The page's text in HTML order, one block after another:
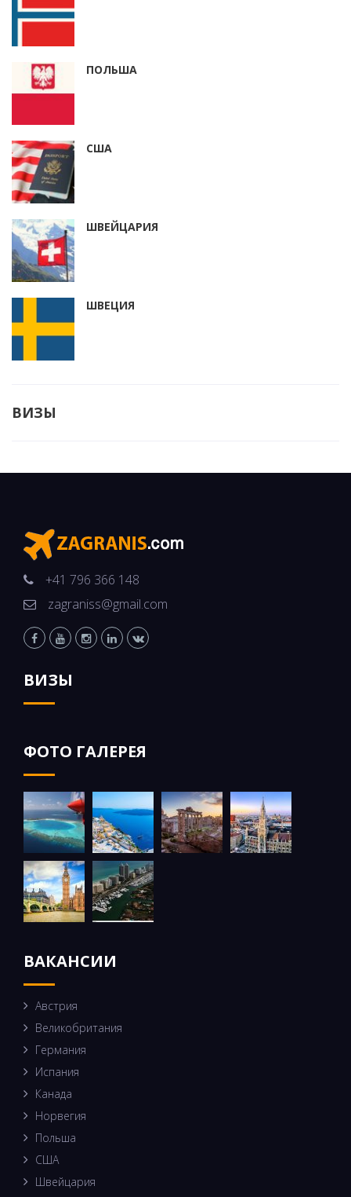
ПОЛЬША
США
ШВЕЙЦАРИЯ
ШВЕЦИЯ
ВИЗЫ
+41 796 366 148
zagraniss@gmail.com
ВИЗЫ
ФОТО ГАЛЕРЕЯ
ВАКАНСИИ
Австрия
Великобритания
Германия
Испания
Канада
Норвегия
Польша
США
Швейцария